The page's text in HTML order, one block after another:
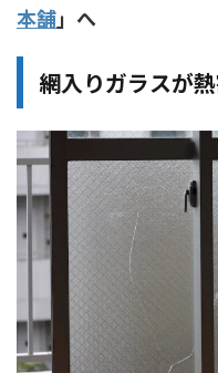
本舗」へ
網入りガラスが